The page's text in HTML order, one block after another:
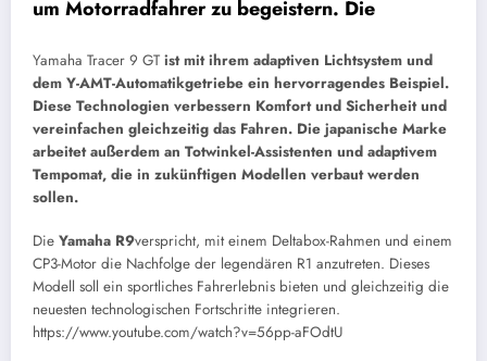
um Motorradfahrer zu begeistern. Die
Yamaha Tracer 9 GT ist mit ihrem adaptiven Lichtsystem und
dem Y-AMT-Automatikgetriebe ein hervorragendes Beispiel.
Diese Technologien verbessern Komfort und Sicherheit und
vereinfachen gleichzeitig das Fahren. Die japanische Marke
arbeitet außerdem an Totwinkel-Assistenten und adaptivem
Tempomat, die in zukünftigen Modellen verbaut werden
sollen.
Die Yamaha R9verspricht, mit einem Deltabox-Rahmen und einem
CP3-Motor die Nachfolge der legendären R1 anzutreten. Dieses
Modell soll ein sportliches Fahrerlebnis bieten und gleichzeitig die
neuesten technologischen Fortschritte integrieren.
https://www.youtube.com/watch?v=56pp-aFOdtU